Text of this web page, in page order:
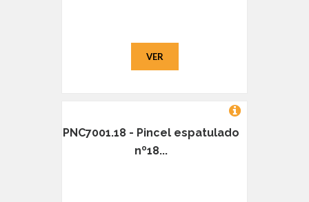
VER
PNC7001.18 - Pincel espatulado
nº18...